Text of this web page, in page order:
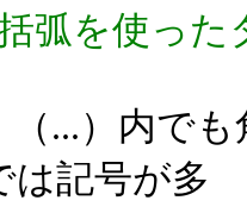
弧を使っ
（...）内で
は記号が多